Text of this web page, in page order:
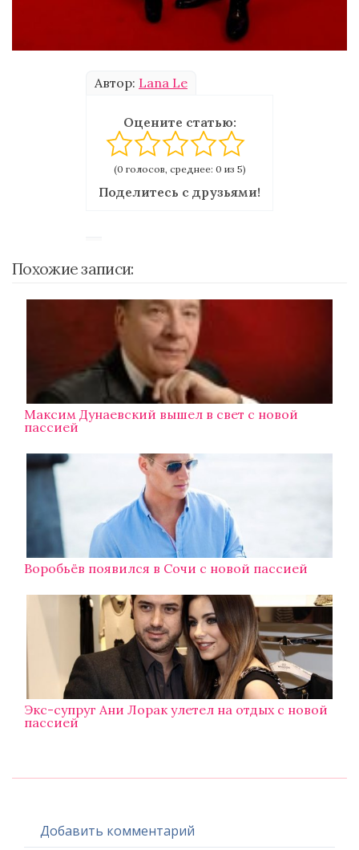
Автор: Lana Le
Оцените статью:
(0 голосов, среднее: 0 из 5)
Поделитесь с друзьями!
Похожие записи:
Максим Дунаевский вышел в свет с новой
пассией
Воробьёв появился в Сочи с новой пассией
Экс-супруг Ани Лорак улетел на отдых с новой
пассией
Добавить комментарий